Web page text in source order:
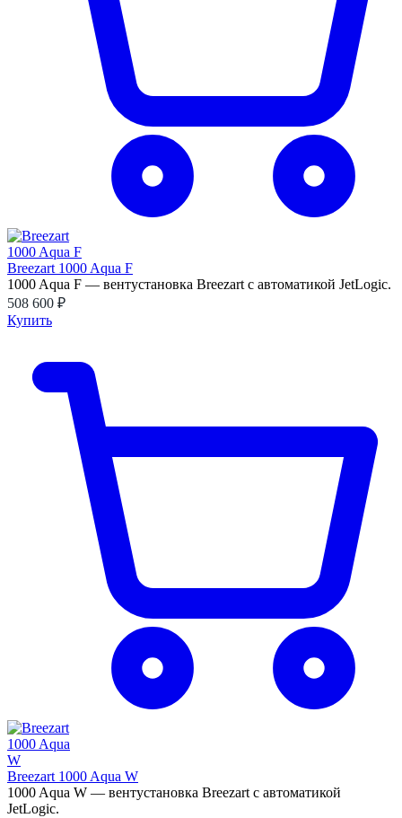
Breezart 1000 Aqua F
1000 Aqua F — вентустановка Breezart с автоматикой JetLogic.
508 600 ₽
Купить
Breezart 1000 Aqua W
1000 Aqua W — вентустановка Breezart с автоматикой
JetLogic.